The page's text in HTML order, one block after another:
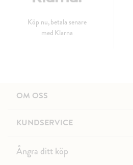
Köp nu, betala senare
med Klarna
OM OSS
KUNDSERVICE
Ångra ditt köp